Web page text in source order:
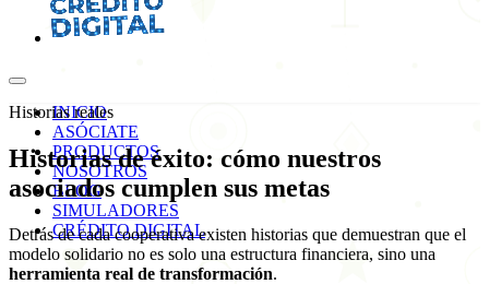
INICIO
ASÓCIATE
PRODUCTOS
NOSOTROS
BLOG
SIMULADORES
CRÉDITO DIGITAL
Historias reales
Historias de éxito: cómo nuestros
asociados cumplen sus metas
Detrás de cada cooperativa existen historias que demuestran que el
modelo solidario no es solo una estructura financiera, sino una
herramienta real de transformación.